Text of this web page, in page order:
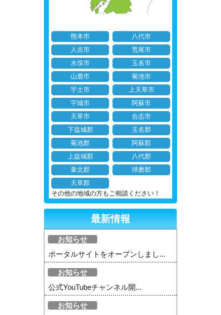
熊本市
八代市
人吉市
荒尾市
水俣市
玉名市
山鹿市
菊池市
宇土市
上天草市
宇城市
阿蘇市
天草市
合志市
下益城郡
玉名郡
菊池郡
阿蘇郡
上益城郡
八代郡
葦北郡
球磨郡
天草郡
その他の地域の方もご相談ください！
最新情報
お知らせ
ポータルサイトをオープンしまし...
お知らせ
公式YouTubeチャンネル開...
お知らせ